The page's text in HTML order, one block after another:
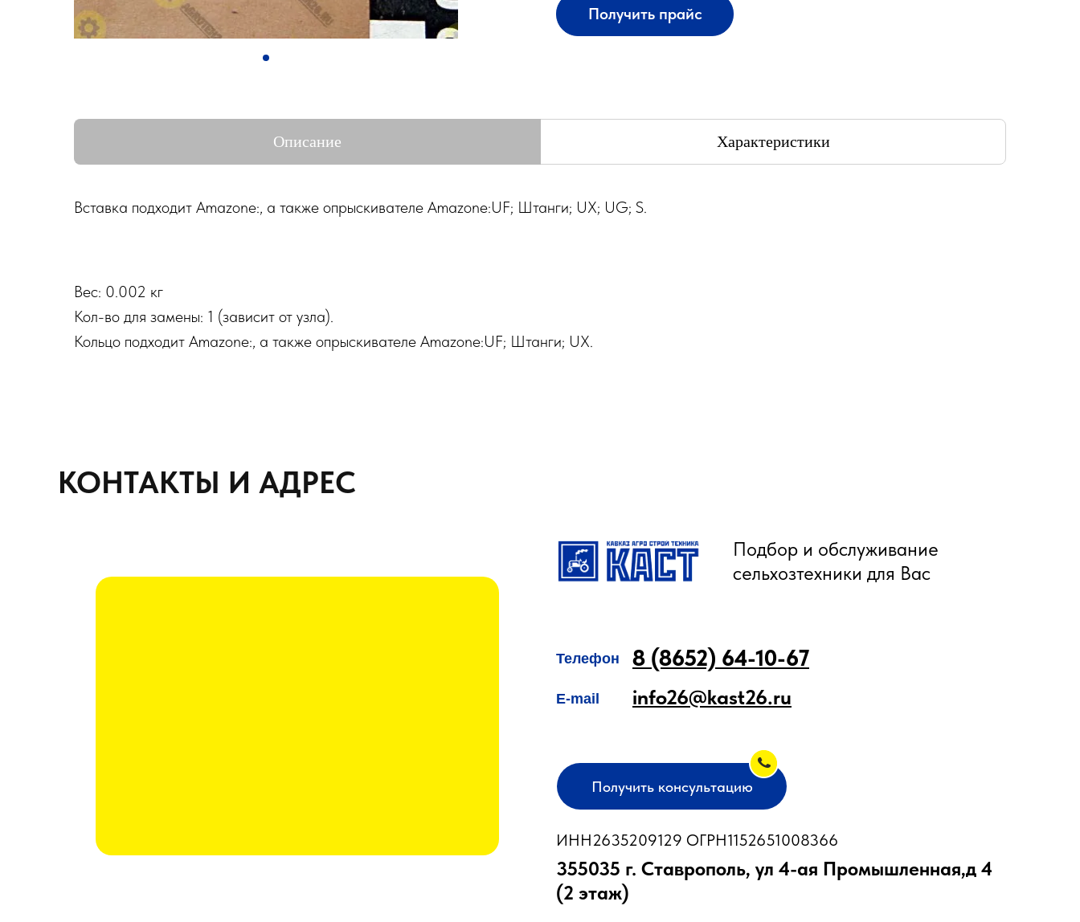
Получить прайс
Описание Характеристики
Вставка подходит Amazone:, а также опрыскивателе Amazone:UF; Штанги; UX; UG; S.
Вес: 0.002 кг
Кол-во для замены: 1 (зависит от узла).
Кольцо подходит Amazone:, а также опрыскивателе Amazone:UF; Штанги; UX.
КОНТАКТЫ И АДРЕС
Подбор и обслуживание
сельхозтехники для Вас
8 (8652) 64-10-67
info26@kast26.ru
Получить консультацию
355035 г. Ставрополь, ул 4-ая Промышленная,д 4
(2 этаж)
Телефон
E-mail
ИНН2635209129 ОГРН1152651008366